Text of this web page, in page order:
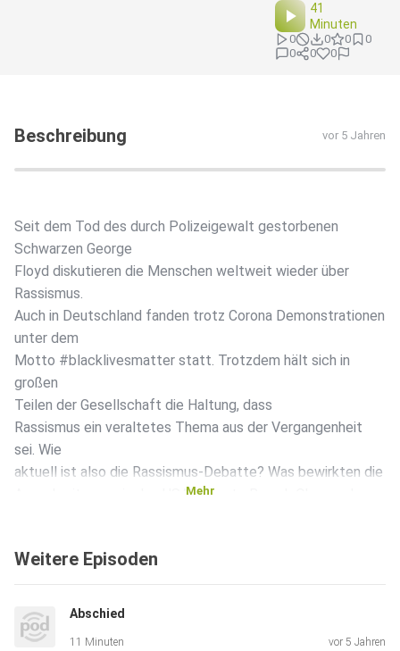
41
Minuten
0 0 0
0
0
0 0
Beschreibung vor 5 Jahren
Seit dem Tod des durch Polizeigewalt gestorbenen
Schwarzen George
Floyd diskutieren die Menschen weltweit wieder über
Rassismus.
Auch in Deutschland fanden trotz Corona Demonstrationen
unter dem
Motto #blacklivesmatter statt. Trotzdem hält sich in
großen
Teilen der Gesellschaft die Haltung, dass
Rassismus ein veraltetes Thema aus der Vergangenheit
sei. Wie
aktuell ist also die Rassismus-Debatte? Was bewirkten die
Ausschreitungen in den USA? Konnte Barack Obama als
taucht
Flüchtlingskrise
von 2015 wieder verstärkt auf? Über diese und weitere
Mehr
Weitere Episoden
Abschied
11 Minuten vor 5 Jahren